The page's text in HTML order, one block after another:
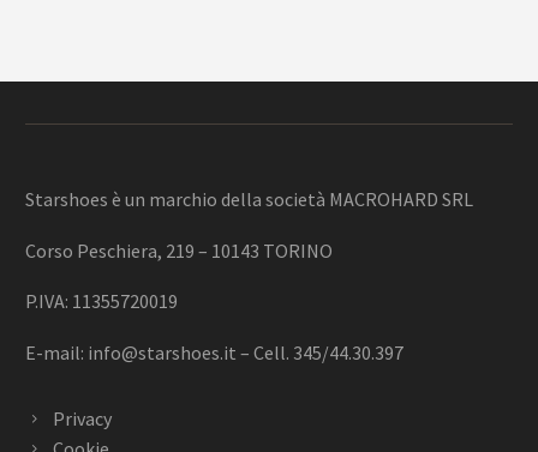
Starshoes è un marchio della società MACROHARD SRL
Corso Peschiera, 219 – 10143 TORINO
P.IVA: 11355720019
E-mail: info@starshoes.it – Cell. 345/44.30.397
Privacy